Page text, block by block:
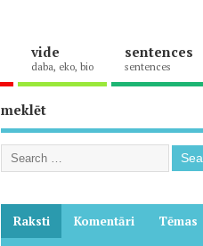
vide
daba, eko, bio
sentences
sentences
meklēt
Raksti Komentāri Tēmas